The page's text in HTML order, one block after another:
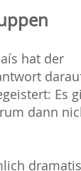
hat der
Es
dann